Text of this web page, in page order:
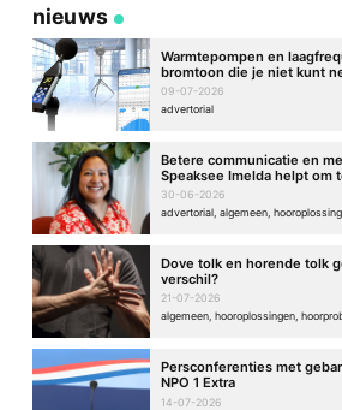
nieuws
Warmtepompen en
bromtoon die je niet kunt
09-07-2026
advertorial
Betere communicatie en
Speaksee Imelda helpt om
30-06-2026
advertorial, algemeen,
Dove tolk en horende tolk
verschil?
21-07-2026
Persconferenties met
NPO 1 Extra
14-07-2026